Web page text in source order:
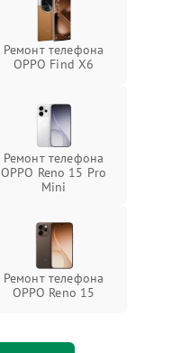
Ремонт телефона
OPPO Find X6
Ремонт телефона
OPPO Reno 15 Pro
Mini
Ремонт телефона
OPPO Reno 15